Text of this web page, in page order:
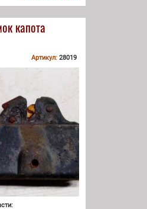
капота
Артикул: 28019